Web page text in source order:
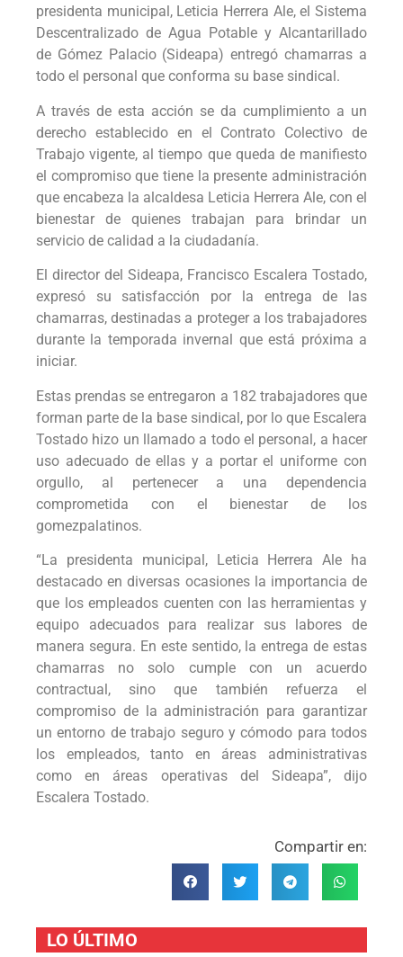
presidenta municipal, Leticia Herrera Ale, el Sistema
Descentralizado de Agua Potable y Alcantarillado
de Gómez Palacio (Sideapa) entregó chamarras a
todo el personal que conforma su base sindical.
A través de esta acción se da cumplimiento a un
derecho establecido en el Contrato Colectivo de
Trabajo vigente, al tiempo que queda de manifiesto
el compromiso que tiene la presente administración
que encabeza la alcaldesa Leticia Herrera Ale, con el
bienestar de quienes trabajan para brindar un
servicio de calidad a la ciudadanía.
El director del Sideapa, Francisco Escalera Tostado,
expresó su satisfacción por la entrega de las
chamarras, destinadas a proteger a los trabajadores
durante la temporada invernal que está próxima a
iniciar.
Estas prendas se entregaron a 182 trabajadores que
forman parte de la base sindical, por lo que Escalera
Tostado hizo un llamado a todo el personal, a hacer
uso adecuado de ellas y a portar el uniforme con
orgullo, al pertenecer a una dependencia
comprometida con el bienestar de los
gomezpalatinos.
“La presidenta municipal, Leticia Herrera Ale ha
destacado en diversas ocasiones la importancia de
que los empleados cuenten con las herramientas y
equipo adecuados para realizar sus labores de
manera segura. En este sentido, la entrega de estas
chamarras no solo cumple con un acuerdo
contractual, sino que también refuerza el
compromiso de la administración para garantizar
un entorno de trabajo seguro y cómodo para todos
los empleados, tanto en áreas administrativas
como en áreas operativas del Sideapa”, dijo
Escalera Tostado.
Compartir en:
LO ÚLTIMO